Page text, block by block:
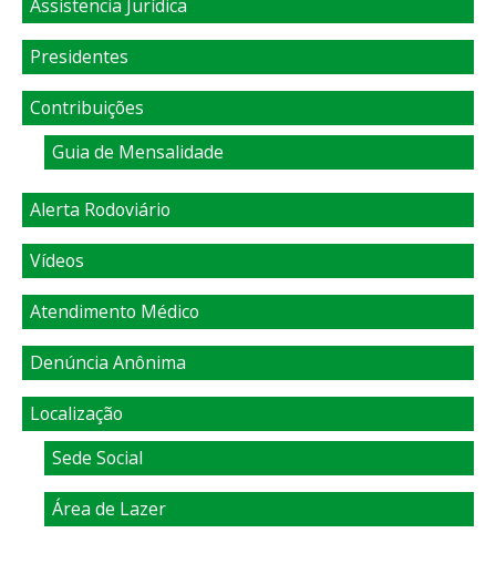
Assistencia Jurídica
Presidentes
Contribuições
Guia de Mensalidade
Alerta Rodoviário
Vídeos
Atendimento Médico
Denúncia Anônima
Localização
Sede Social
Área de Lazer